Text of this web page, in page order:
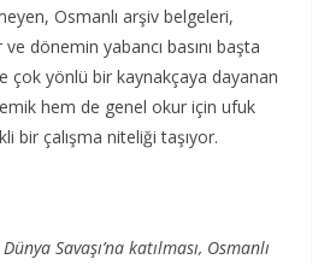
Osmanlı arşiv belgeleri,
dönemin yabancı basını başta
çok yönlü bir kaynakçaya dayanan
hem de genel okur için ufuk
bir çalışma niteliği taşıyor.
Savaşı’na katılması, Os­manlı